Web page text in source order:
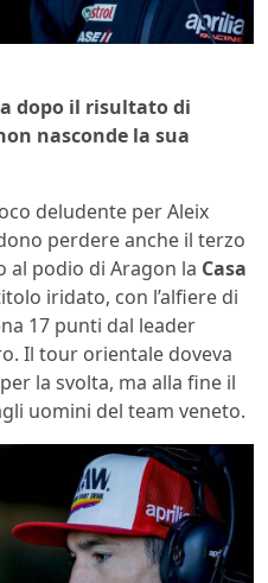
dopo il risultato di
nasconde la sua
deludente per Aleix
perdere anche il terzo
al podio di Aragon la Casa
iridato, con l’alfiere di
17 punti dal leader
Il tour orientale doveva
la svolta, ma alla fine il
uomini del team veneto.